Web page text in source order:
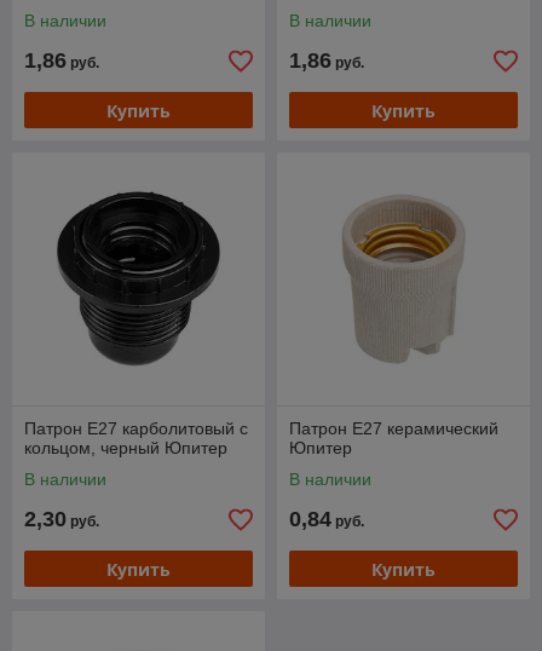
В наличии
1,86 руб.
Купить
В наличии
1,86 руб.
Купить
Патрон Е27 карболитовый с
кольцом, черный Юпитер
В наличии
2,30 руб.
Купить
Патрон Е27 керамический
Юпитер
В наличии
0,84 руб.
Купить